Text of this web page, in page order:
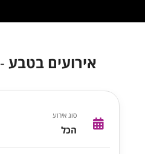
אירועים בטבע
סוג אירוע
הכל